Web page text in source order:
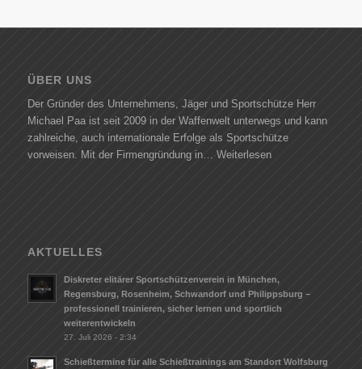
ÜBER UNS
Der Gründer des Unternehmens, Jäger und Sportschütze Herr
Michael Paa ist seit 2009 in der Waffenwelt unterwegs und kann
zahlreiche, auch internationale Erfolge als Sportschütze
vorweisen. Mit der Firmengründung in… Weiterlesen
AKTUELLES
Diskreter elitärer Sportschützenverein in München,
Regensburg, Rosenheim, Schwandorf und Philippsburg –
professionell trainieren, sicher lernen und sportlich
weiterentwickeln
27. Juli 2026 - 2:34
Schießtermine für alle Schießtrainings am Standort Wolfsburg